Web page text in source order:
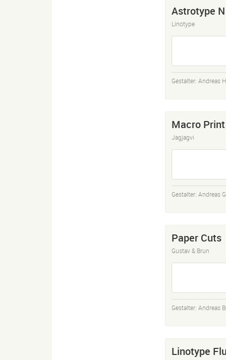
Astrotype
Linotype
Gestalter: Andreas
Macro Print
Jagjagvi
Gestalter: Andreas
Paper Cuts
Gustav & Brun
Gestalter: Andreas
Linotype